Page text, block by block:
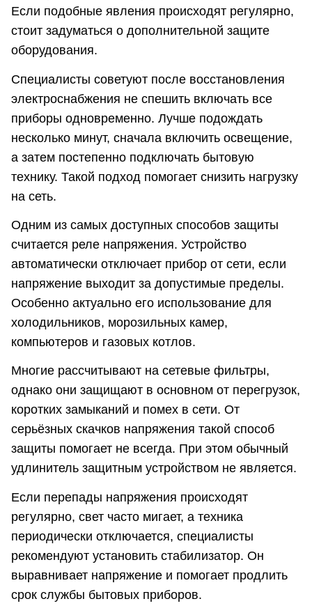
Если подобные явления происходят регулярно,
стоит задуматься о дополнительной защите
оборудования.
Специалисты советуют после восстановления
электроснабжения не спешить включать все
приборы одновременно. Лучше подождать
несколько минут, сначала включить освещение,
а затем постепенно подключать бытовую
технику. Такой подход помогает снизить нагрузку
на сеть.
Одним из самых доступных способов защиты
считается реле напряжения. Устройство
автоматически отключает прибор от сети, если
напряжение выходит за допустимые пределы.
Особенно актуально его использование для
холодильников, морозильных камер,
компьютеров и газовых котлов.
Многие рассчитывают на сетевые фильтры,
однако они защищают в основном от перегрузок,
коротких замыканий и помех в сети. От
серьёзных скачков напряжения такой способ
защиты помогает не всегда. При этом обычный
удлинитель защитным устройством не является.
Если перепады напряжения происходят
регулярно, свет часто мигает, а техника
периодически отключается, специалисты
рекомендуют установить стабилизатор. Он
выравнивает напряжение и помогает продлить
срок службы бытовых приборов.